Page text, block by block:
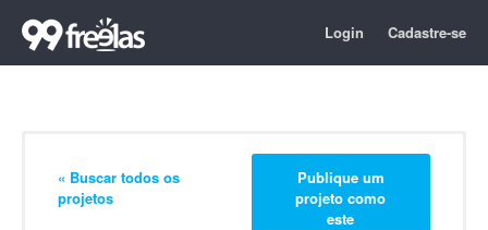
Login Cadastre-se
« Buscar todos os
projetos
Publique um
projeto como
este